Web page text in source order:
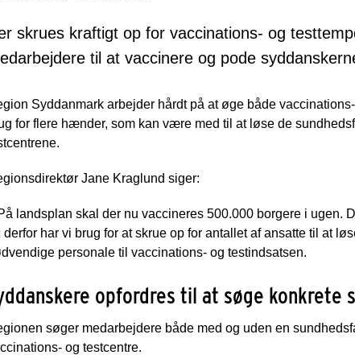
skrues kraftigt op for vaccinations- og
til at vaccinere og pode
Syddanmark arbejder hårdt på at øge både
for flere hænder, som kan være med til at løse de
Jane Kraglund siger:
landsplan skal der nu vaccineres 500.000 borgere i ugen.
derfor har vi brug for at skrue op for antallet af ansatte til at
personale til vaccinations- og testindsatsen.
opfordres til at søge konkrete
søger medarbejdere både med og uden en
og testcentre.